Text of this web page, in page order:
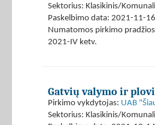
Sektorius: Klasikinis/
Paskelbimo data: 2021-11-16
Numatomos pirkimo
2021-IV ketv.
Gatvių valymo ir
Pirkimo vykdytojas: UAB
Sektorius: Klasikinis/